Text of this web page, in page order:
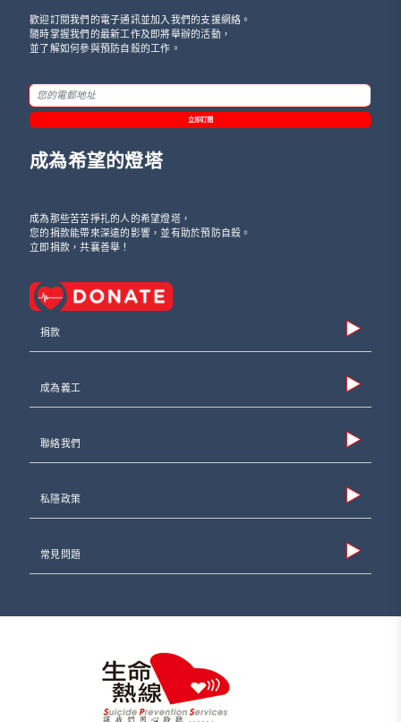
歡迎訂閱我們的電子通訊並加入我們的支援網絡。
隨時掌握我們的最新工作及即將舉辦的活動，
並了解如何參與預防自殺的工作。
立即訂閱
成為希望的燈塔
成為那些苦苦掙扎的人的希望燈塔，
您的捐款能帶來深遠的影響，並有助於預防自殺。
立即捐款，共襄善舉！
捐款
成為義工
聯絡我們
私隱政策
常見問題